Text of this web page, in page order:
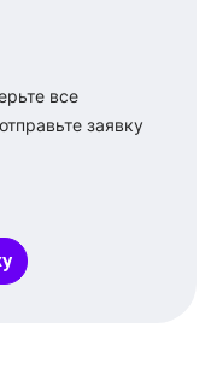
все
заявку